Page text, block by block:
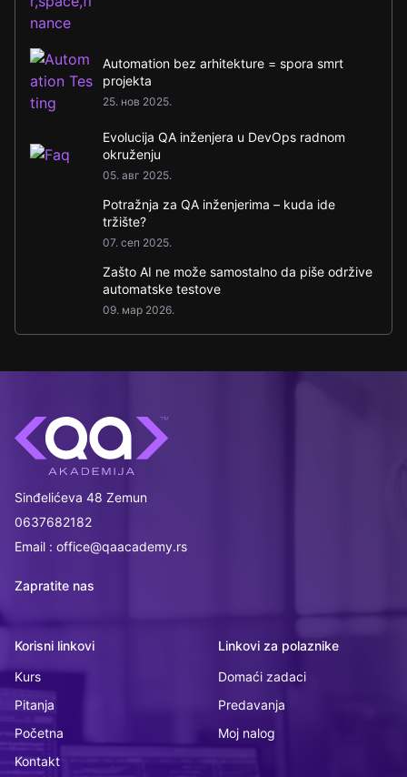
Automation bez arhitekture = spora smrt
projekta
25. нов 2025.
Evolucija QA inženjera u DevOps radnom
okruženju
05. авг 2025.
Potražnja za QA inženjerima – kuda ide
tržište?
07. сеп 2025.
Zašto AI ne može samostalno da piše održive
automatske testove
09. мар 2026.
Sinđelićeva 48 Zemun
0637682182
Email : office@qaacademy.rs
Zapratite nas
Korisni linkovi
Kurs
Pitanja
Početna
Kontakt
Linkovi za polaznike
Domaći zadaci
Predavanja
Moj nalog